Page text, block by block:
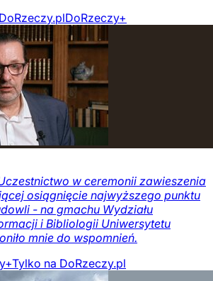
DoRzeczy+
w ceremonii zawieszenia
osiągnięcie najwyższego punktu
- na gmachu Wydziału
i Bibliologii Uniwersytetu
mnie do wspomnień.
Tylko na DoRzeczy.pl